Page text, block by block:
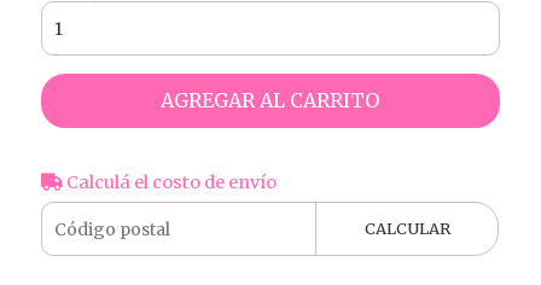
AGREGAR AL CARRITO
Calculá el costo de envío
CALCULAR